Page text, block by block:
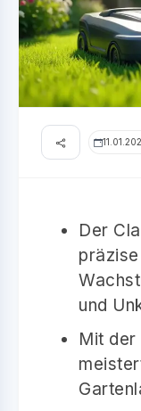
Der
und
Mit der